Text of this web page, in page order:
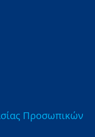
Προσωπικών